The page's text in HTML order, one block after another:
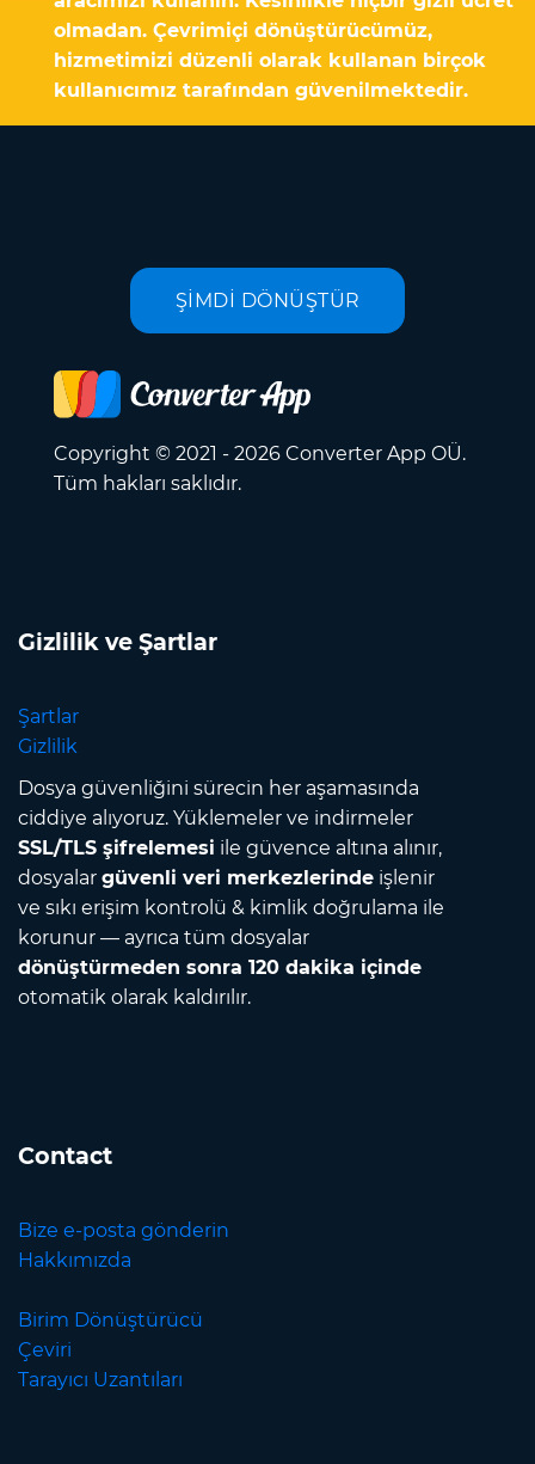
olmadan. Çevrimiçi dönüştürücümüz,
hizmetimizi düzenli olarak kullanan birçok
kullanıcımız tarafından güvenilmektedir.
ŞİMDİ DÖNÜŞTÜR
Copyright © 2021 - 2026 Converter App OÜ.
Tüm hakları saklıdır.
Gizlilik ve Şartlar
Şartlar
Gizlilik
Dosya güvenliğini sürecin her aşamasında
ciddiye alıyoruz. Yüklemeler ve indirmeler
SSL/TLS şifrelemesi ile güvence altına alınır,
dosyalar güvenli veri merkezlerinde işlenir
ve sıkı erişim kontrolü & kimlik doğrulama ile
korunur — ayrıca tüm dosyalar
dönüştürmeden sonra 120 dakika içinde
otomatik olarak kaldırılır.
Contact
Bize e-posta gönderin
Hakkımızda
Birim Dönüştürücü
Çeviri
Tarayıcı Uzantıları